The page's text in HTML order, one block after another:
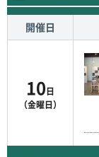
開催日
10日
（金曜日）